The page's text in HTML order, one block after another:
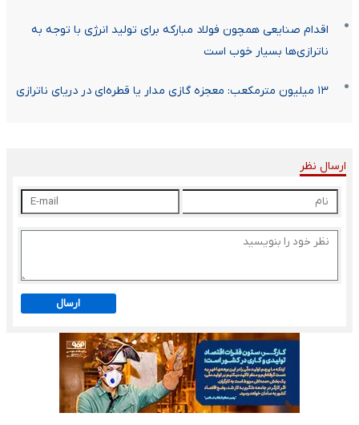
اقدام صنایعی همچون فولاد مبارکه برای تولید انرژی با توجه به
ناترازی‌ها بسیار خوب است
۱۳ میلیون مترمکعب: معجزه گازی مدار یا قطره‌ای در دریای ناترازی
ارسال نظر
ارسال